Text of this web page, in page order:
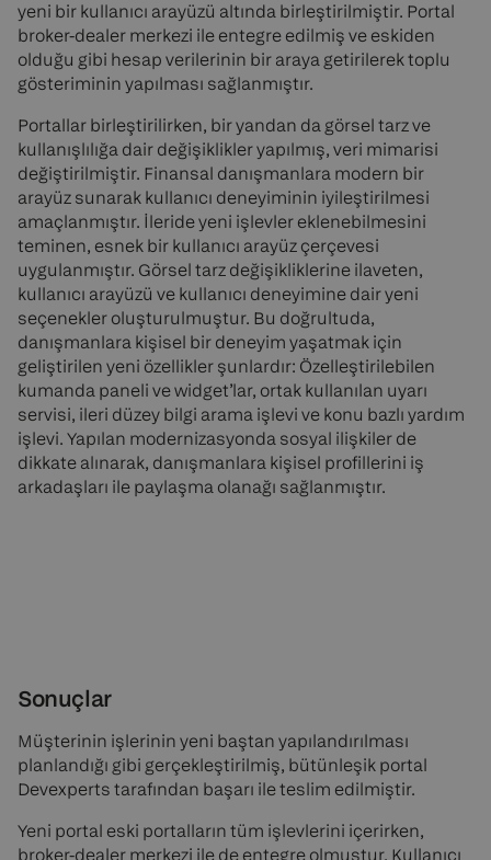
yeni bir kullanıcı arayüzü altında birleştirilmiştir. Portal
broker-dealer merkezi ile entegre edilmiş ve eskiden
olduğu gibi hesap verilerinin bir araya getirilerek toplu
gösteriminin yapılması sağlanmıştır.
Portallar birleştirilirken, bir yandan da görsel tarz ve
kullanışlılığa dair değişiklikler yapılmış, veri mimarisi
değiştirilmiştir. Finansal danışmanlara modern bir
arayüz sunarak kullanıcı deneyiminin iyileştirilmesi
amaçlanmıştır. İleride yeni işlevler eklenebilmesini
teminen, esnek bir kullanıcı arayüz çerçevesi
uygulanmıştır. Görsel tarz değişikliklerine ilaveten,
kullanıcı arayüzü ve kullanıcı deneyimine dair yeni
seçenekler oluşturulmuştur. Bu doğrultuda,
danışmanlara kişisel bir deneyim yaşatmak için
geliştirilen yeni özellikler şunlardır: Özelleştirilebilen
kumanda paneli ve widget’lar, ortak kullanılan uyarı
servisi, ileri düzey bilgi arama işlevi ve konu bazlı yardım
işlevi. Yapılan modernizasyonda sosyal ilişkiler de
dikkate alınarak, danışmanlara kişisel profillerini iş
arkadaşları ile paylaşma olanağı sağlanmıştır.
Sonuçlar
Müşterinin işlerinin yeni baştan yapılandırılması
planlandığı gibi gerçekleştirilmiş, bütünleşik portal
Devexperts tarafından başarı ile teslim edilmiştir.
Yeni portal eski portalların tüm işlevlerini içerirken,
broker-dealer merkezi ile de entegre olmuştur. Kullanıcı